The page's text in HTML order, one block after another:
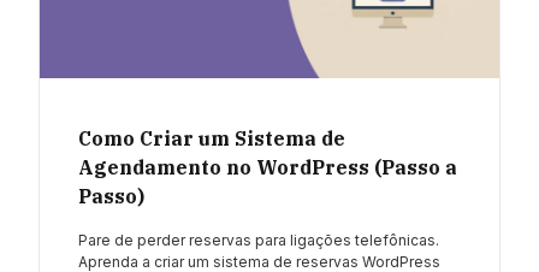
Como Criar um Sistema de
Agendamento no WordPress (Passo a
Passo)
Pare de perder reservas para ligações telefônicas.
Aprenda a criar um sistema de reservas WordPress